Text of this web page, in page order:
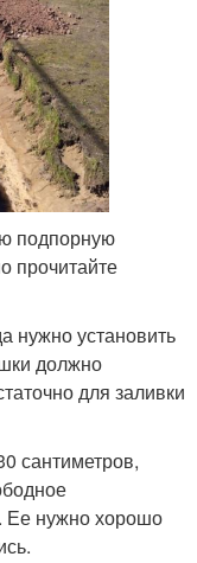
подпорную
прочитайте
нужно установить
должно
для заливки
сантиметров,
Ее нужно хорошо